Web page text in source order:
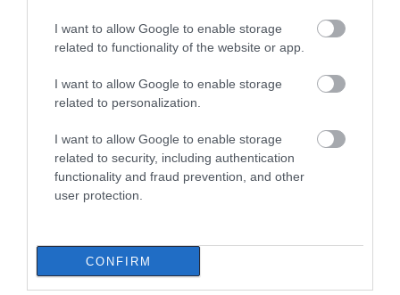
I want to allow Google to enable storage
related to functionality of the website or app.
I want to allow Google to enable storage
related to personalization.
I want to allow Google to enable storage
related to security, including authentication
functionality and fraud prevention, and other
user protection.
CONFIRM